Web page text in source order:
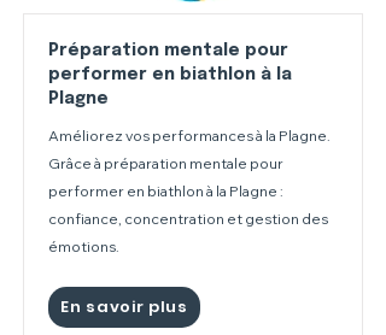
Préparation mentale pour
performer en biathlon à la
Plagne
Améliorez vos performances à la Plagne.
Grâce à préparation mentale pour
performer en biathlon à la Plagne :
confiance, concentration et gestion des
émotions.
En savoir plus